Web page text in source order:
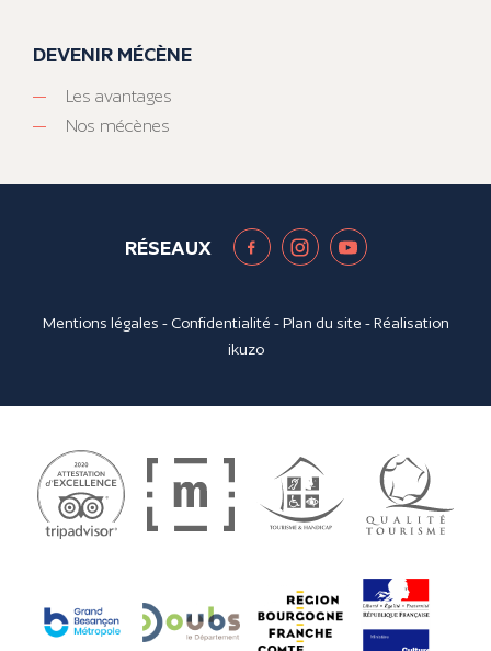
DEVENIR MÉCÈNE
Les avantages
Nos mécènes
RÉSEAUX
Mentions légales - Confidentialité -Plan du site - Réalisation
ikuzo